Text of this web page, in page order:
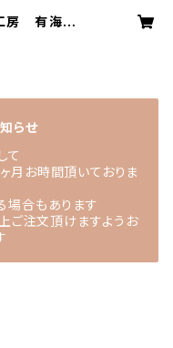
房 有海月-
らせ
て
月お時間頂いておりま
場合もあります
ご注文頂けますようお